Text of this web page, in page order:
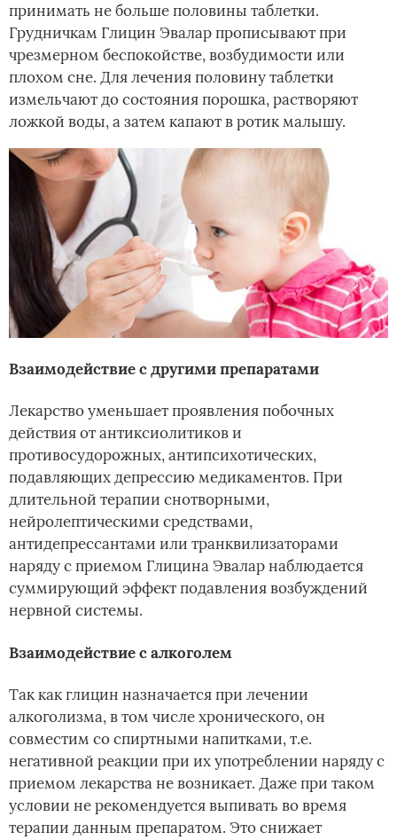
принимать не больше половины таблетки.
Грудничкам Глицин Эвалар прописывают при
чрезмерном беспокойстве, возбудимости или
плохом сне. Для лечения половину таблетки
измельчают до состояния порошка, растворяют
ложкой воды, а затем капают в ротик малышу.
Взаимодействие с другими препаратами
Лекарство уменьшает проявления побочных
действия от антиксиолитиков и
противосудорожных, антипсихотических,
подавляющих депрессию медикаментов. При
длительной терапии снотворными,
нейролептическими средствами,
антидепрессантами или транквилизаторами
наряду с приемом Глицина Эвалар наблюдается
суммирующий эффект подавления возбуждений
нервной системы.
Взаимодействие с алкоголем
Так как глицин назначается при лечении
алкоголизма, в том числе хронического, он
совместим со спиртными напитками, т.е.
негативной реакции при их употреблении наряду с
приемом лекарства не возникает. Даже при таком
условии не рекомендуется выпивать во время
терапии данным препаратом. Это снижает